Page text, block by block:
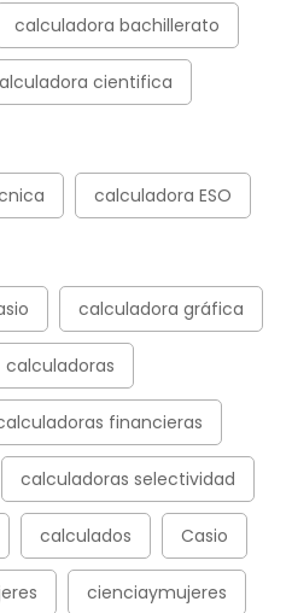
calculadora bachillerato
cientifica
calculadora ESO
calculadora gráfica
calculadoras
financieras
calculadoras selectividad
calculados Casio
cienciaymujeres